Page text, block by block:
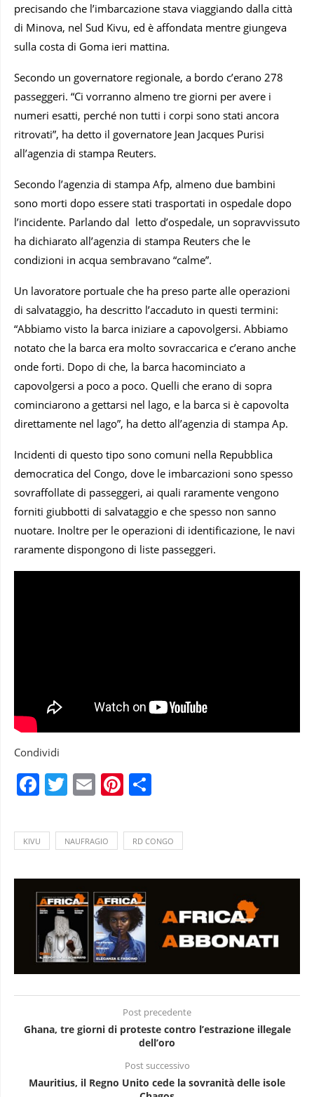
precisando che l’imbarcazione stava viaggiando dalla città
di Minova, nel Sud Kivu, ed è affondata mentre giungeva
sulla costa di Goma ieri mattina.
Secondo un governatore regionale, a bordo c’erano 278
passeggeri. “Ci vorranno almeno tre giorni per avere i
numeri esatti, perché non tutti i corpi sono stati ancora
ritrovati”, ha detto il governatore Jean Jacques Purisi
all’agenzia di stampa Reuters.
Secondo l’agenzia di stampa Afp, almeno due bambini
sono morti dopo essere stati trasportati in ospedale dopo
l’incidente. Parlando dal letto d’ospedale, un sopravvissuto
ha dichiarato all’agenzia di stampa Reuters che le
condizioni in acqua sembravano “calme”.
Un lavoratore portuale che ha preso parte alle operazioni
di salvataggio, ha descritto l’accaduto in questi termini:
“Abbiamo visto la barca iniziare a capovolgersi. Abbiamo
notato che la barca era molto sovraccarica e c’erano anche
onde forti. Dopo di che, la barca hacominciato a
capovolgersi a poco a poco. Quelli che erano di sopra
cominciarono a gettarsi nel lago, e la barca si è capovolta
direttamente nel lago”, ha detto all’agenzia di stampa Ap.
Incidenti di questo tipo sono comuni nella Repubblica
democratica del Congo, dove le imbarcazioni sono spesso
sovraffollate di passeggeri, ai quali raramente vengono
forniti giubbotti di salvataggio e che spesso non sanno
nuotare. Inoltre per le operazioni di identificazione, le navi
raramente dispongono di liste passeggeri.
Condividi
Facebook
Twitter
EmailPinterest
KIVU NAUFRAGIO RD CONGO
Post precedente
Ghana, tre giorni di proteste contro l’estrazione illegale
dell’oro
Post successivo
Mauritius, il Regno Unito cede la sovranità delle isole